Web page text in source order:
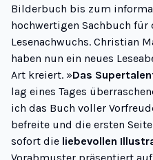
Bilderbuch bis zum
hochwertigen Sachbuch für
Lesenachwuchs. Christian
haben nun ein neues
Art kreiert. »Das
lag eines Tages
ich das Buch voller
befreite und die ersten
sofort die liebevollen